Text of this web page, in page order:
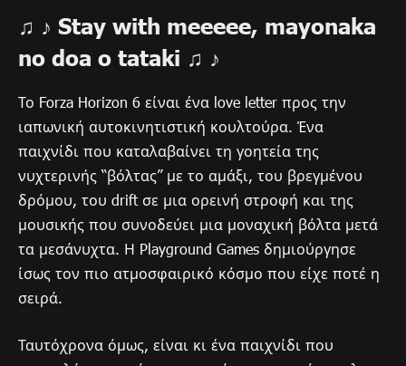
♫ ♪ Stay with meeeee, mayonaka
no doa o tataki ♫ ♪
Το Forza Horizon 6 είναι ένα love letter προς την
ιαπωνική αυτοκινητιστική κουλτούρα. Ένα
παιχνίδι που καταλαβαίνει τη γοητεία της
νυχτερινής “βόλτας” με το αμάξι, του βρεγμένου
δρόμου, του drift σε μια ορεινή στροφή και της
μουσικής που συνοδεύει μια μοναχική βόλτα μετά
τα μεσάνυχτα. Η Playground Games δημιούργησε
ίσως τον πιο ατμοσφαιρικό κόσμο που είχε ποτέ η
σειρά.
Ταυτόχρονα όμως, είναι κι ένα παιχνίδι που